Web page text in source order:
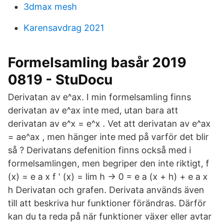
3dmax mesh
Karensavdrag 2021
Formelsamling basår 2019
0819 - StuDocu
Derivatan av e^ax. I min formelsamling finns
derivatan av e^ax inte med, utan bara att
derivatan av e^x = e^x . Vet att derivatan av e^ax
= ae^ax , men hänger inte med på varför det blir
så ? Derivatans defenition finns också med i
formelsamlingen, men begriper den inte riktigt, f
(x) = e a x f ' (x) = lim h → 0 = e a (x + h) + e a x
h Derivatan och grafen. Derivata används även
till att beskriva hur funktioner förändras. Därför
kan du ta reda på när funktioner växer eller avtar